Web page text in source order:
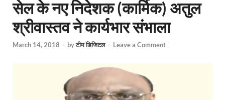
सेल के नए निदेशक (कार्मिक) अतुल
श्रीवास्तव ने कार्यभार संभाला
March 14, 2018 - byटीम डिजिटल - Leave a Comment